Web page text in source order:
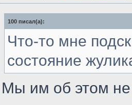
100 писал(а):
Что-то мне
состояние
Мы им об этом